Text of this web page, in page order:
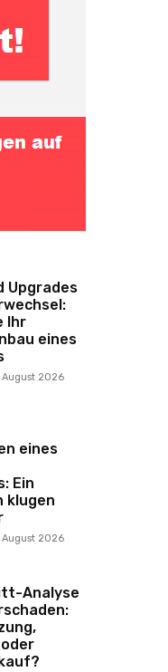
Upgrades
Ihr
eines
August 2026
eines
Ein
klugen
August 2026
Analyse